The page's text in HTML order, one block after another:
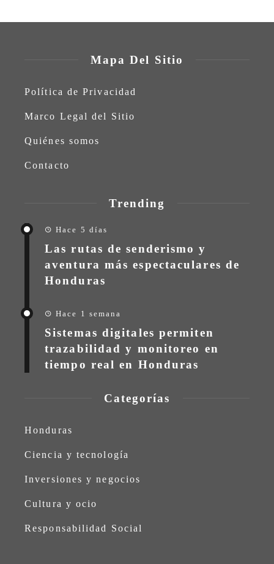
Mapa Del Sitio
Política de Privacidad
Marco Legal del Sitio
Quiénes somos
Contacto
Trending
Hace 5 días
Las rutas de senderismo y
aventura más espectaculares de
Honduras
Hace 1 semana
Sistemas digitales permiten
trazabilidad y monitoreo en
tiempo real en Honduras
Categorías
Honduras
Ciencia y tecnología
Inversiones y negocios
Cultura y ocio
Responsabilidad Social